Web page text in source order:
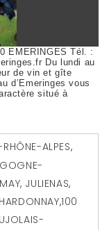
EMERINGES Tél. :
Du lundi au
de vin et gîte
d’Emeringes vous
situé à
ALPES,
, JULIENAS,
,100